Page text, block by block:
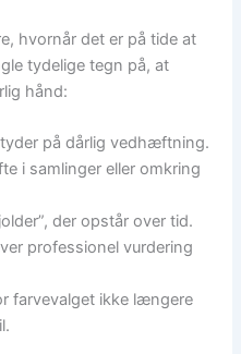
hvornår det er på tide at
tydelige tegn på, at
hånd:
på dårlig vedhæftning.
i samlinger eller omkring
der opstår over tid.
professionel vurdering
farvevalget ikke længere